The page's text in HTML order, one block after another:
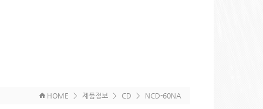
HOME > 제품정보 > CD > NCD-60NA